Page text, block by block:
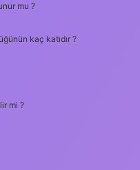
mu ?
kaç katıdır ?
mi ?